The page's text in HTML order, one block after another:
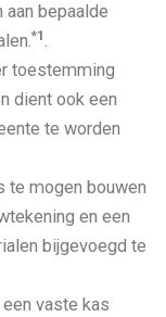
bepaalde
*1.
toestemming
dient ook een
te worden
te mogen bouwen
en een
bijgevoegd te
vaste kas